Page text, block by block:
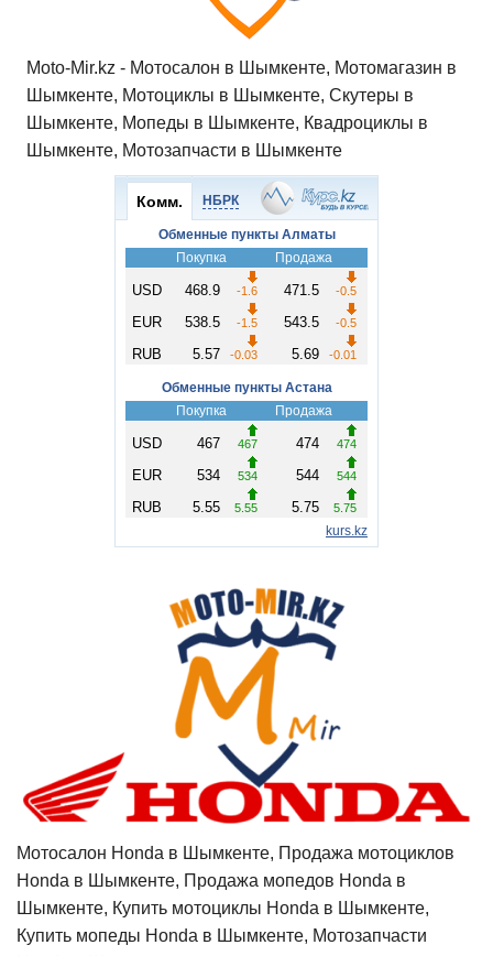
Moto-Mir.kz - Мотосалон в Шымкенте, Мотомагазин в
Шымкенте, Мотоциклы в Шымкенте, Скутеры в
Шымкенте, Мопеды в Шымкенте, Квадроциклы в
Шымкенте, Мотозапчасти в Шымкенте
Мотосалон Honda в Шымкенте, Продажа мотоциклов
Honda в Шымкенте, Продажа мопедов Honda в
Шымкенте, Купить мотоциклы Honda в Шымкенте,
Купить мопеды Honda в Шымкенте, Мотозапчасти